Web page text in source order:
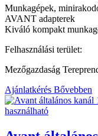
Munkagépek,
AVANT adapterek
Kiváló kompakt
Felhasználási terület:
Mezőgazdaság
Ajánlatkérés Bővebben